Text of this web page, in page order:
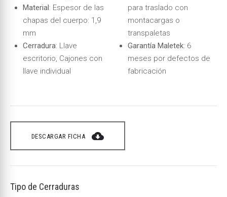
Material: Espesor de las
chapas del cuerpo: 1,9
mm
Cerradura: Llave
escritorio, Cajones con
llave individual
para traslado con
montacargas o
transpaletas
Garantía Maletek: 6
meses por defectos de
fabricación
DESCARGAR FICHA cloud_download
Tipo de Cerraduras